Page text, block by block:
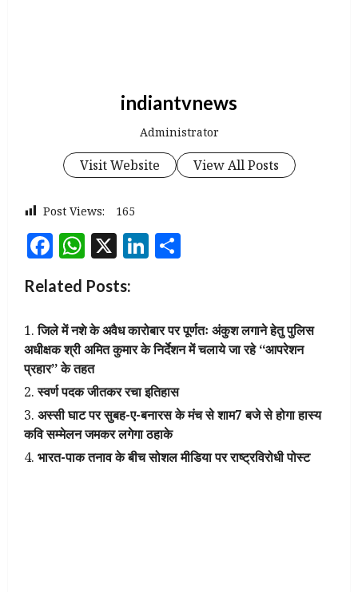
indiantvnews
Administrator
Visit Website View All Posts
Post Views: 165
Facebook
WhatsApp
X LinkedIn
Related Posts:
जिले में नशे के अवैध कारोबार पर पूर्णतः अंकुश लगाने हेतु पुलिस
अधीक्षक श्री अमित कुमार के निर्देशन में चलाये जा रहे ‘‘आपरेशन
प्रहार’’ के तहत
स्वर्ण पदक जीतकर रचा इतिहास
अस्सी घाट पर सुबह-ए-बनारस के मंच से शाम7 बजे से होगा हास्य
कवि सम्मेलन जमकर लगेगा ठहाके
भारत-पाक तनाव के बीच सोशल मीडिया पर राष्ट्रविरोधी पोस्ट